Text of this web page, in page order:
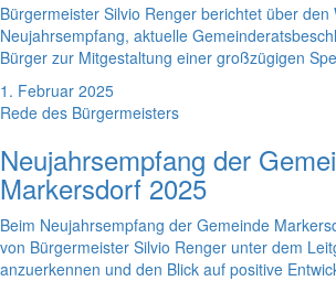
Bürgermeister Silvio Renger berichtet über den
Neujahrsempfang, aktuelle
Bürger zur Mitgestaltung einer großzügigen
1. Februar 2025
Rede des Bürgermeisters
Neujahrsempfang der
Markersdorf 2025
Beim Neujahrsempfang der Gemeinde
von Bürgermeister Silvio Renger unter dem
anzuerkennen und den Blick auf positive